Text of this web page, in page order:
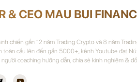
& CEO MAU BUI
chiến gần 12 năm Trading Crypto và 8 năm
toàn cầu lên đến gần 5000+, kênh Youtube đạt
người coaching hướng dẫn, chia sẻ kinh nghiệm &